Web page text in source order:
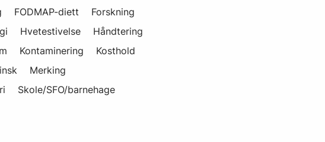
FODMAP-diett
Forskning
Hvetestivelse
Håndtering
Kontaminering
Kosthold
Merking
Skole/SFO/barnehage